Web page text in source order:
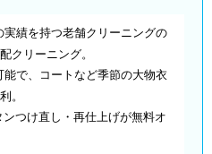
績を持つ老舗クリーニングの
クリーニング。
で、コートなど季節の大物衣
。
つけ直し・再仕上げが無料オ